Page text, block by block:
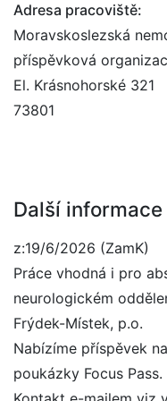
Adresa pracoviště:
Moravskoslezská
příspěvková
El. Krásnohorské 321
73801
Další
z:19/6/2026 (ZamK)
Práce vhodná i pro
neurologickém
Frýdek-Místek, p.o.
Nabízíme příspěvek
poukázky Focus Pass.